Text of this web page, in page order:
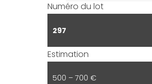
Numéro du lot
297
Estimation
500 – 700 €